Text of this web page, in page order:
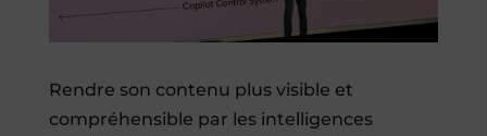
Rendre son contenu plus visible et
compréhensible par les intelligences